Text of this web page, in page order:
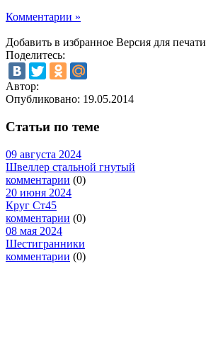
Комментарии »
Добавить в избранное Версия для печати
Поделитесь:
Автор:
Опубликовано: 19.05.2014
Статьи по теме
09 августа 2024
Швеллер стальной гнутый
комментарии (0)
20 июня 2024
Круг Ст45
комментарии (0)
08 мая 2024
Шестигранники
комментарии (0)